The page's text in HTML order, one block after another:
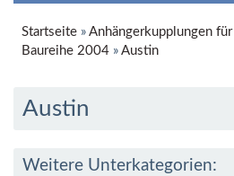
Startseite » Anhängerkupplungen
Baureihe 2004 » Austin
Austin
Weitere Unterkategorien: